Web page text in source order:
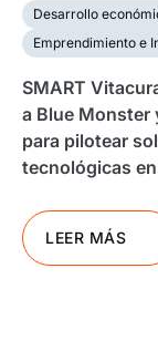
Desarrollo
Emprendimiento e
SMART
a Blue Monster
para pilotear
tecnológicas
LEER MÁS